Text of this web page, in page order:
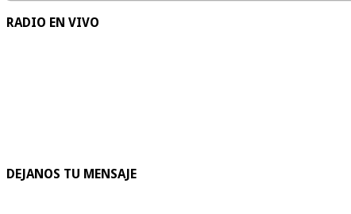
RADIO EN VIVO
DEJANOS TU MENSAJE